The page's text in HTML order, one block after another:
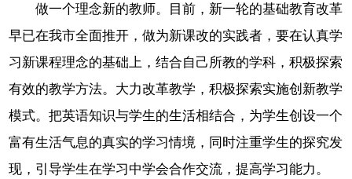
做一个理念新的教师。目前，新一轮的基础教育改革
早已在我市全面推开，做为新课改的实践者，要在认真学
习新课程理念的基础上，结合自己所教的学科，积极探索
有效的教学方法。大力改革教学，积极探索实施创新教学
模式。把英语知识与学生的生活相结合，为学生创设一个
富有生活气息的真实的学习情境，同时注重学生的探究发
现，引导学生在学习中学会合作交流，提高学习能力。